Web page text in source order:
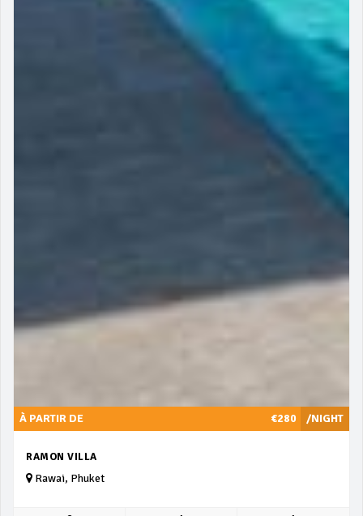
/NIGHT
À PARTIR DE €280
RAMON VILLA
Rawai, Phuket